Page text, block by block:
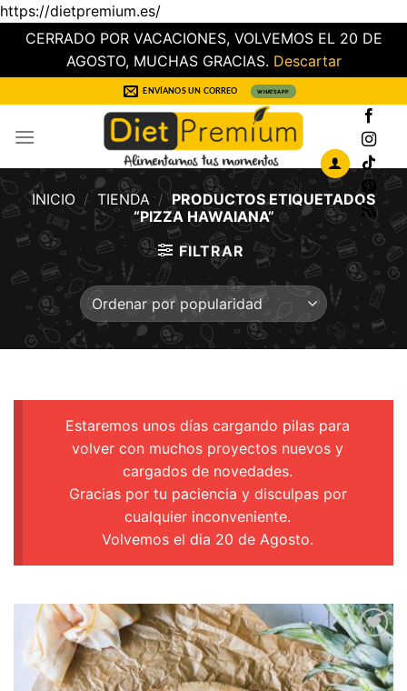
https://dietpremium.es/
CERRADO POR VACACIONES, VOLVEMOS EL 20 DE
AGOSTO, MUCHAS GRACIAS. Descartar
al
contenido
ENVÍANOS UN CORREO WHATSAPP
INICIO / TIENDA / PRODUCTOS ETIQUETADOS
“PIZZA HAWAIANA”
FILTRAR
Estaremos unos días cargando pilas para
volver con muchos proyectos nuevos y
cargados de novedades.
Gracias por tu paciencia y disculpas por
cualquier inconveniente.
Volvemos el dia 20 de Agosto.